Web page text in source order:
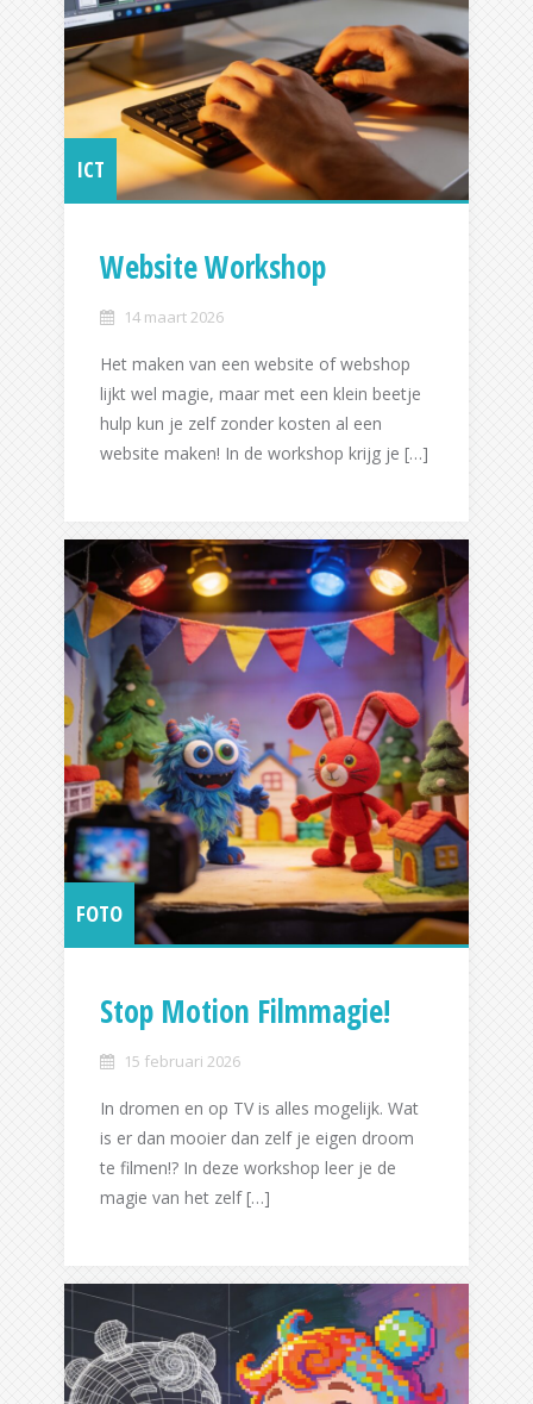
ICT
Website Workshop
14 maart 2026
Het maken van een website of webshop
lijkt wel magie, maar met een klein beetje
hulp kun je zelf zonder kosten al een
website maken! In de workshop krijg je […]
FOTO
Stop Motion Filmmagie!
15 februari 2026
In dromen en op TV is alles mogelijk. Wat
is er dan mooier dan zelf je eigen droom
te filmen!? In deze workshop leer je de
magie van het zelf […]